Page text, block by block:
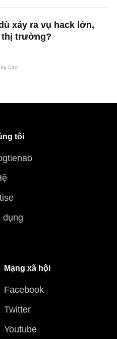
xảy ra vụ hack lớn,
thị trường?
Cáo
tôi
dụng
Mạng xã hội
Facebook
Twitter
Youtube